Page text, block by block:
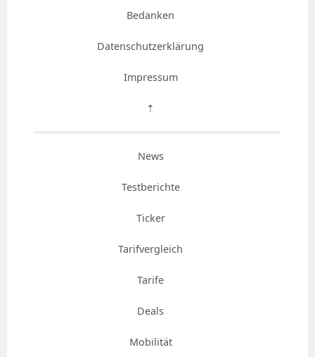
Bedanken
Datenschutzerklärung
Impressum
⇡
News
Testberichte
Ticker
Tarifvergleich
Tarife
Deals
Mobilität